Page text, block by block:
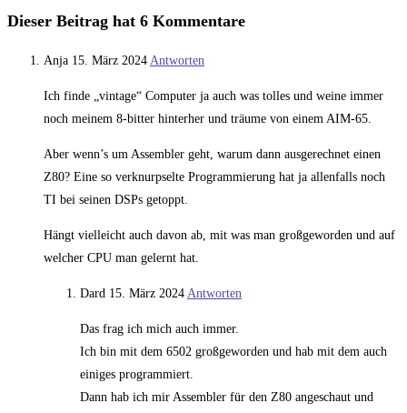
Dieser Beitrag hat 6 Kommentare
Anja 15. März 2024 Antworten
Ich finde „vintage“ Computer ja auch was tolles und weine immer
noch meinem 8-bitter hinterher und träume von einem AIM-65.
Aber wenn’s um Assembler geht, warum dann ausgerechnet einen
Z80? Eine so verknurpselte Programmierung hat ja allenfalls noch
TI bei seinen DSPs getoppt.
Hängt vielleicht auch davon ab, mit was man großgeworden und auf
welcher CPU man gelernt hat.
Dard 15. März 2024 Antworten
Das frag ich mich auch immer.
Ich bin mit dem 6502 großgeworden und hab mit dem auch
einiges programmiert.
Dann hab ich mir Assembler für den Z80 angeschaut und